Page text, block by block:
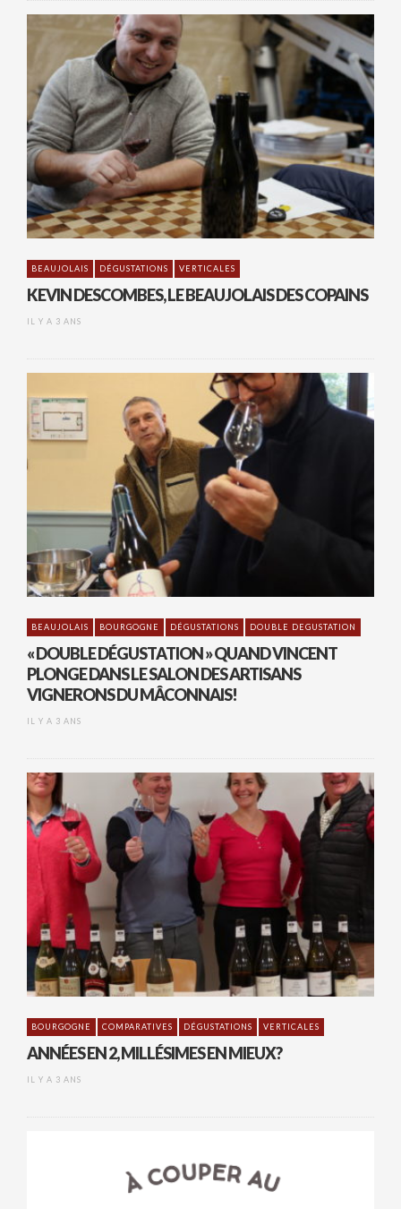
BEAUJOLAIS DÉGUSTATIONS VERTICALES
KEVIN DESCOMBES, LE BEAUJOLAIS DES COPAINS
IL Y A 3 ANS
BEAUJOLAIS BOURGOGNE DÉGUSTATIONS DOUBLE DEGUSTATION
« DOUBLE DÉGUSTATION » QUAND VINCENT
PLONGE DANS LE SALON DES ARTISANS
VIGNERONS DU MÂCONNAIS!
IL Y A 3 ANS
BOURGOGNE COMPARATIVES DÉGUSTATIONS VERTICALES
ANNÉES EN 2, MILLÉSIMES EN MIEUX?
IL Y A 3 ANS